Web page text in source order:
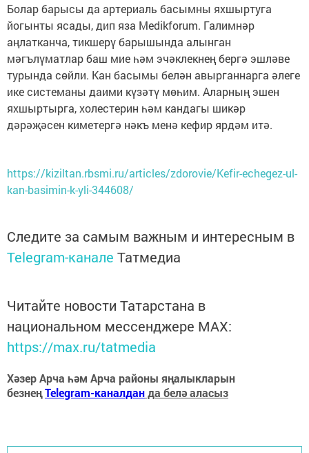
Болар барысы да артериаль басымны яхшыртуга
йогынты ясады, дип яза Medikforum. Галимнәр
аңлатканча, тикшерү барышында алынган
мәгълүматлар баш мие һәм эчәклекнең бергә эшләве
турында сөйли. Кан басымы белән авырганнарга әлеге
ике системаны даими күзәтү мөһим. Аларның эшен
яхшыртырга, холестерин һәм кандагы шикәр
дәрәҗәсен киметергә нәкъ менә кефир ярдәм итә.
https://kiziltan.rbsmi.ru/articles/zdorovie/Kefir-echegez-ul-
kan-basimin-k-yli-344608/
Следите за самым важным и интересным в
Telegram-канале Татмедиа
Читайте новости Татарстана в
национальном мессенджере MАХ:
https://max.ru/tatmedia
Хәзер Арча һәм Арча районы яңалыкларын
безнеңTelegram-каналданда белә аласыз